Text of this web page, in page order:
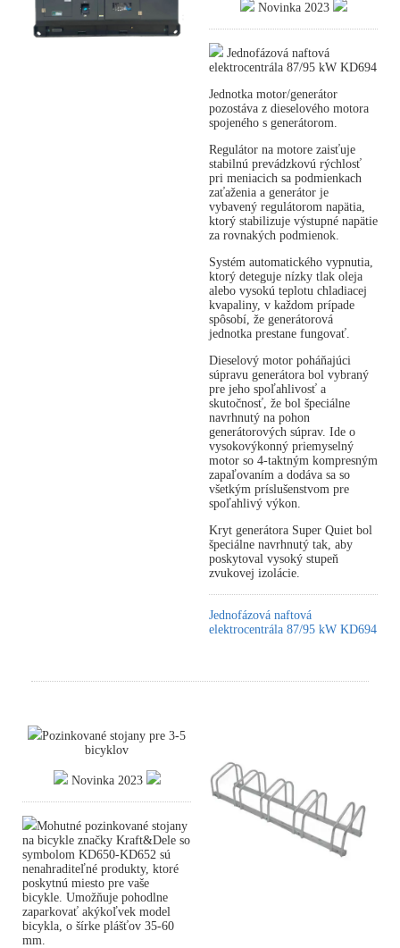
Novinka 2023
Jednofázová naftová
elektrocentrála 87/95 kW KD694
Jednotka motor/generátor
pozostáva z dieselového motora
spojeného s generátorom.
Regulátor na motore zaisťuje
stabilnú prevádzkovú rýchlosť
pri meniacich sa podmienkach
zaťaženia a generátor je
vybavený regulátorom napätia,
ktorý stabilizuje výstupné napätie
za rovnakých podmienok.
Systém automatického vypnutia,
ktorý deteguje nízky tlak oleja
alebo vysokú teplotu chladiacej
kvapaliny, v každom prípade
spôsobí, že generátorová
jednotka prestane fungovať.
Dieselový motor poháňajúci
súpravu generátora bol vybraný
pre jeho spoľahlivosť a
skutočnosť, že bol špeciálne
navrhnutý na pohon
generátorových súprav. Ide o
vysokovýkonný priemyselný
motor so 4-taktným kompresným
zapaľovaním a dodáva sa so
všetkým príslušenstvom pre
spoľahlivý výkon.
Kryt generátora Super Quiet bol
špeciálne navrhnutý tak, aby
poskytoval vysoký stupeň
zvukovej izolácie.
Jednofázová naftová
elektrocentrála 87/95 kW KD694
Pozinkované stojany pre 3-5
bicyklov
Novinka 2023
Mohutné pozinkované stojany
na bicykle značky Kraft&Dele so
symbolom KD650-KD652 sú
nenahraditeľné produkty, ktoré
poskytnú miesto pre vaše
bicykle. Umožňuje pohodlne
zaparkovať akýkoľvek model
bicykla, o šírke plášťov 35-60
mm.